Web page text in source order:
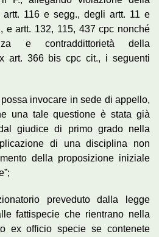
116 e segg., degli artt. 11 e
e artt. 132, 115, 437 cpc nonché
e contraddittorietà della
art. 366 bis cpc cit., i seguenti
invocare in sede di appello,
una tale questione è stata già
giudice di primo grado nella
di una disciplina non
della proposizione iniziale
preveduto dalla legge
fattispecie che rientrano nella
ex officio specie se contenete